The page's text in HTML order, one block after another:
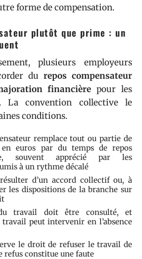
forme de compensation.
plutôt que prime : un
plusieurs employeurs
du repos compensateur
financière pour les
La convention collective le
conditions.
remplace tout ou partie de
euros par du temps de repos
souvent apprécié par les
à un rythme décalé
d’un accord collectif ou, à
les dispositions de la branche sur
travail doit être consulté, et
travail peut intervenir en l’absence
le droit de refuser le travail de
refus constitue une faute